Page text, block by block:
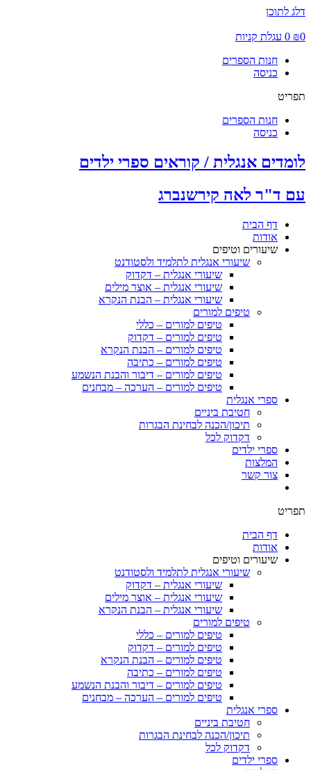
דלג לתוכן
₪0
0 עגלת קניות
חנות הספרים
כניסה
תפריט
חנות הספרים
כניסה
לומדים אנגלית / קוראים ספרי ילדים
עם ד"ר לאה קירשנברג
דף הבית
אודות
שיעורים וטיפים
שיעורי אנגלית לתלמיד ולסטודנט
שיעורי אנגלית – דקדוק
שיעורי אנגלית – אוצר מילים
שיעורי אנגלית – הבנת הנקרא
טיפים למורים
טיפים למורים – כללי
טיפים למורים – דקדוק
טיפים למורים – הבנת הנקרא
טיפים למורים – כתיבה
טיפים למורים – דיבור והבנת הנשמע
טיפים למורים – הערכה – מבחנים
ספרי אנגלית
חטיבת ביניים
תיכון/הכנה לבחינת הבגרות
דקדוק לכל
ספרי ילדים
המלצות
צור קשר
תפריט
דף הבית
אודות
שיעורים וטיפים
שיעורי אנגלית לתלמיד ולסטודנט
שיעורי אנגלית – דקדוק
שיעורי אנגלית – אוצר מילים
שיעורי אנגלית – הבנת הנקרא
טיפים למורים
טיפים למורים – כללי
טיפים למורים – דקדוק
טיפים למורים – הבנת הנקרא
טיפים למורים – כתיבה
טיפים למורים – דיבור והבנת הנשמע
טיפים למורים – הערכה – מבחנים
ספרי אנגלית
חטיבת ביניים
תיכון/הכנה לבחינת הבגרות
דקדוק לכל
ספרי ילדים